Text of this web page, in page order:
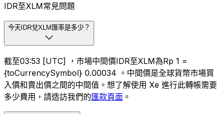
IDR至XLM常見問題
今天IDR兌XLM匯率是多少？
截至03:53 [UTC] ，市場中間價IDR至XLM為Rp 1 =
{toCurrencySymbol} 0.00034 。中間價是全球貨幣市場買
入價和賣出價之間的中間值。想了解使用 Xe 進行此轉帳需要
多少費用，請造訪我們的匯款頁面 。